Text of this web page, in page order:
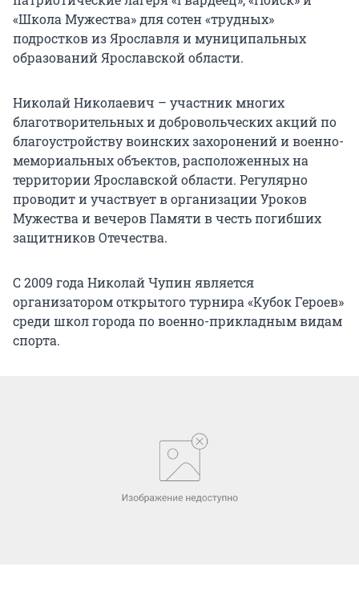
«Школа Мужества» для сотен «трудных»
подростков из Ярославля и муниципальных
образований Ярославской области.
Николай Николаевич – участник многих
благотворительных и добровольческих акций по
благоустройству воинских захоронений и военно-
мемориальных объектов, расположенных на
территории Ярославской области. Регулярно
проводит и участвует в организации Уроков
Мужества и вечеров Памяти в честь погибших
защитников Отечества.
С 2009 года Николай Чупин является
организатором открытого турнира «Кубок Героев»
среди школ города по военно-прикладным видам
спорта.